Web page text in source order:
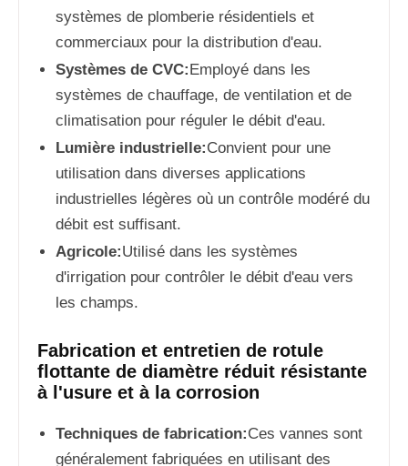
systèmes de plomberie résidentiels et
commerciaux pour la distribution d'eau.
Systèmes de CVC:Employé dans les
systèmes de chauffage, de ventilation et de
climatisation pour réguler le débit d'eau.
Lumière industrielle:Convient pour une
utilisation dans diverses applications
industrielles légères où un contrôle modéré du
débit est suffisant.
Agricole:Utilisé dans les systèmes
d'irrigation pour contrôler le débit d'eau vers
les champs.
Fabrication et entretien de rotule
flottante de diamètre réduit résistante
à l'usure et à la corrosion
Techniques de fabrication:Ces vannes sont
généralement fabriquées en utilisant des